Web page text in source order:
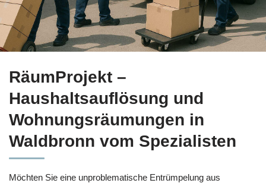
RäumProjekt –
Haushaltsauflösung und
Wohnungsräumungen in
Waldbronn vom Spezialisten
Möchten Sie eine unproblematische Entrümpelung aus